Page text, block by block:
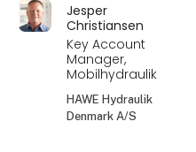
Jesper
Christiansen
Key Account
Manager,
Mobilhydraulik
HAWE Hydraulik
Denmark A/S